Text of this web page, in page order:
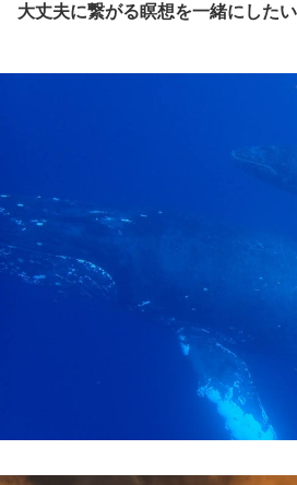
大丈夫に繋がる瞑想を一緒にしたい